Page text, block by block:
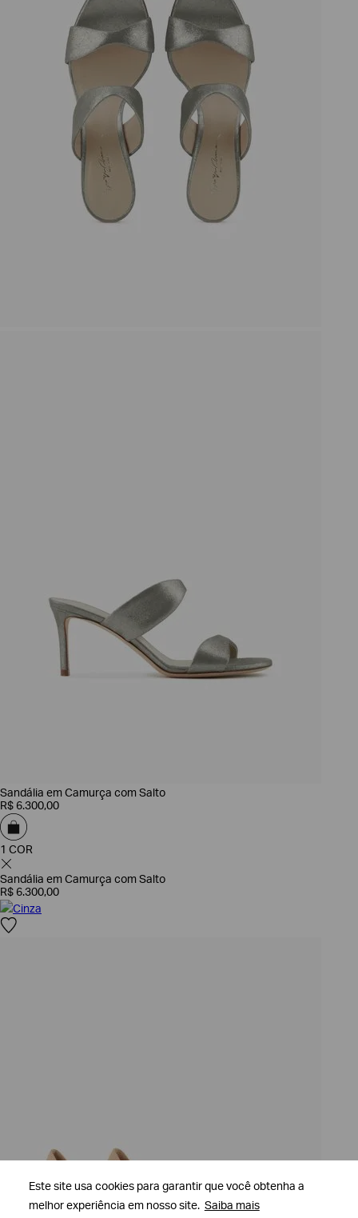
Este site usa cookies para garantir que você obtenha a
melhor experiência em nosso site. Saiba mais
Este site usa cookies para garantir que você obtenha a
melhor experiência em nosso site. Saiba mais
Sandália em Camurça com Salto
R$ 6.300,00
1 COR
Sandália em Camurça com Salto
R$ 6.300,00
Cinza